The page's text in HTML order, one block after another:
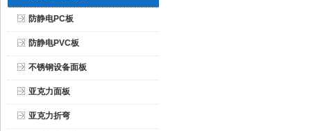
防静电PC板
防静电PVC板
不锈钢设备面板
亚克力面板
亚克力折弯